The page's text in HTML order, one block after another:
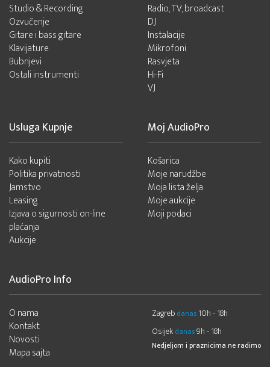
Studio & Recording
Ozvučenje
Gitare i bass gitare
Klavijature
Bubnjevi
Ostali instrumenti
Radio, TV, broadcast
DJ
Instalacije
Mikrofoni
Rasvjeta
Hi-Fi
VJ
Usluga Kupnje
Kako kupiti
Politika privatnosti
Jamstvo
Leasing
Izjava o sigurnosti on-line
plaćanja
Aukcije
Moj AudioPro
Košarica
Moje narudžbe
Moja lista želja
Moje aukcije
Moji podaci
AudioPro Info
O nama
Kontakt
Novosti
Mapa sajta
Zagreb danas 10h - 18h
Osijek danas9h - 18h
Nedjeljom i praznicima ne radimo